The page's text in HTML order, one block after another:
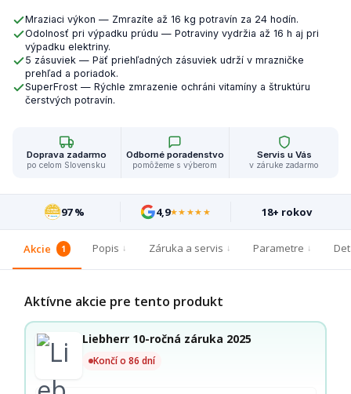
Mraziaci výkon — Zmrazíte až 16 kg potravín za 24 hodín.
Odolnosť pri výpadku prúdu — Potraviny vydržia až 16 h aj pri
výpadku elektriny.
5 zásuviek — Päť priehľadných zásuviek udrží v mrazničke
prehľad a poriadok.
SuperFrost — Rýchle zmrazenie ochráni vitamíny a štruktúru
čerstvých potravín.
Doprava zadarmo
po celom Slovensku
Odborné poradenstvo
pomôžeme s výberom
Servis u Vás
v záruke zadarmo
97 % 4,9★★★★★ 18+ rokov
Akcie 1 Popis Záruka a servis Parametre
Aktívne akcie pre tento produkt
Liebherr 10-ročná záruka 2025
Končí o 86 dní